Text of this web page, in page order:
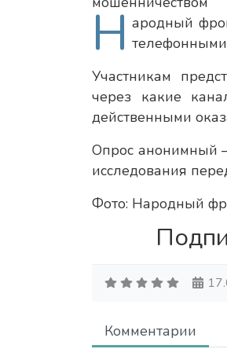
Н ародный
Участникам
через какие
действенными
Опрос анонимный
исследования
Фото: Народный
Комментарии